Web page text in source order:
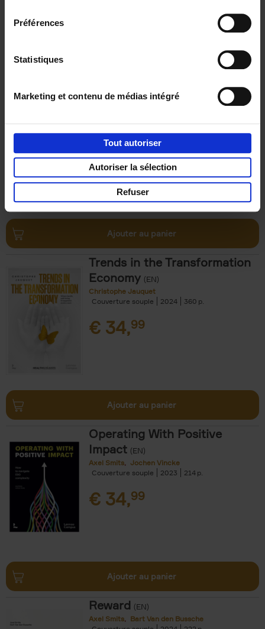
Préférences
Statistiques
Marketing et contenu de médias intégré
Tout autoriser
Autoriser la sélection
Refuser
Why now? ENG (EN)
€34,99
Ajouter au panier
Trends in the Transformation
Economy (EN)
Christophe Jauquet
Couverture souple
2024 360
€ 34,99
Ajouter au panier
Operating With Positive
Impact (EN)
Axel Smits
Jochen Vincke
Couverture souple
2023 214
€ 34,99
Ajouter au panier
Reward (EN)
Axel Smits
Bart Van den Bussche